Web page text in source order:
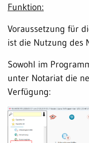
Funktion:
Voraussetzung für
ist die Nutzung des
Sowohl im
unter Notariat die
Verfügung: